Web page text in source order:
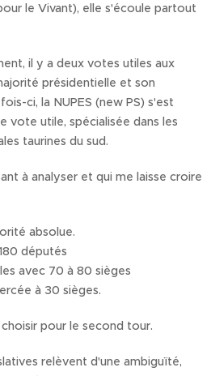
le Vivant), elle s'écoule partout
il y a deux votes utiles aux
présidentielle et son
ci, la NUPES (new PS) s'est
vote utile, spécialisée dans les
taurines du sud.
à analyser et qui me laisse croire
absolue.
députés
avec 70 à 80 sièges
à 30 sièges.
pour le second tour.
relèvent d'une ambiguïté,